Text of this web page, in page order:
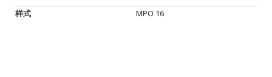
样式 MPO 16